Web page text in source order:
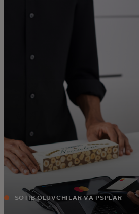
Siz uchun
Butun dunyo uchun
Innovatorlar uchun
Yangiliklar va trendlar
SOTIB OLUVCHILAR VA PSPLAR